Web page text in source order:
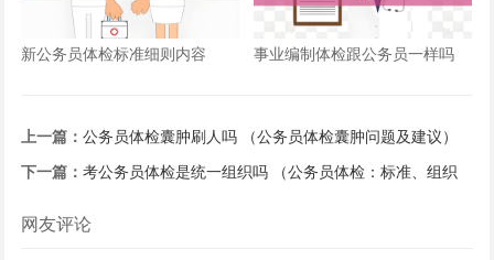
新公务员体检标准细则内容 事业编制体检跟公务员一样吗
上一篇：公务员体检囊肿刷人吗 （公务员体检囊肿问题及建议）
下一篇：考公务员体检是统一组织吗 （公务员体检：标准、组织
网友评论